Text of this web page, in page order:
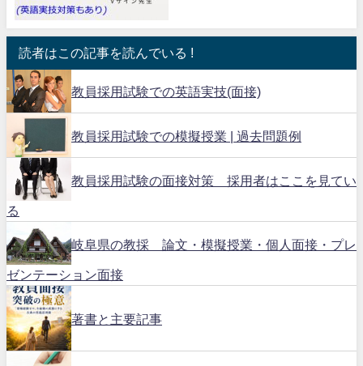
読者はこの記事を読んでいる !
教員採用試験での英語実技(面接)
教員採用試験での模擬授業 | 過去問題例
教員採用試験の面接対策 採用者はここを見てい
る
岐阜県の教採 論文・模擬授業・個人面接・プレ
ゼンテーション面接
著書と主要記事